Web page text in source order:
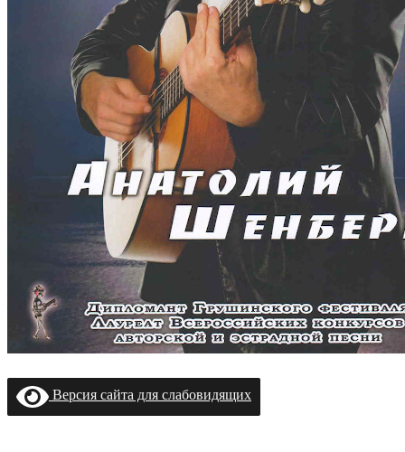
Версия сайта для слабовидящих